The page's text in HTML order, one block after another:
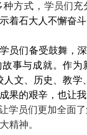
方式， 学员们充
着石大人不懈奋
员们备受鼓舞，
事与成就。作
人文、历史、教
果的艰辛，也让
学员们更加全面
精神。